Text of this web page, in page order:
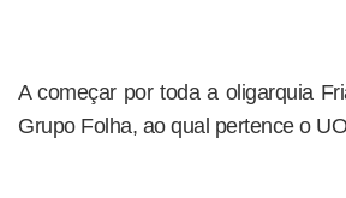
A começar por toda a oligarquia
Grupo Folha, ao qual pertence o